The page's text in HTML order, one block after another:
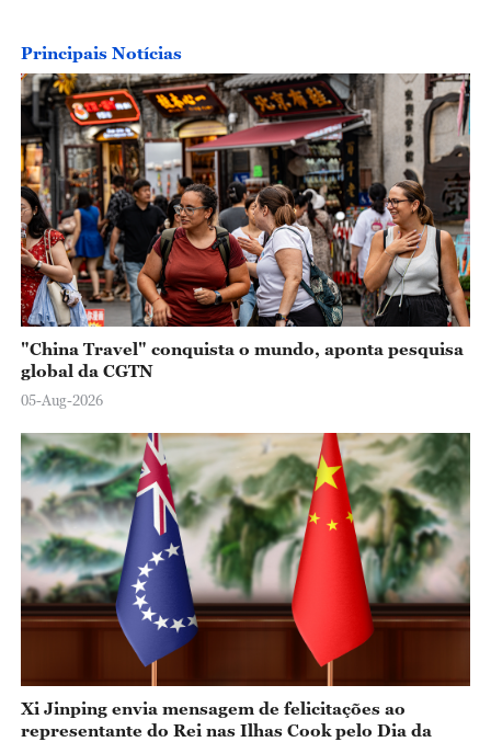
Principais Notícias
"China Travel" conquista o mundo, aponta pesquisa
global da CGTN
05-Aug-2026
Xi Jinping envia mensagem de felicitações ao
representante do Rei nas Ilhas Cook pelo Dia da